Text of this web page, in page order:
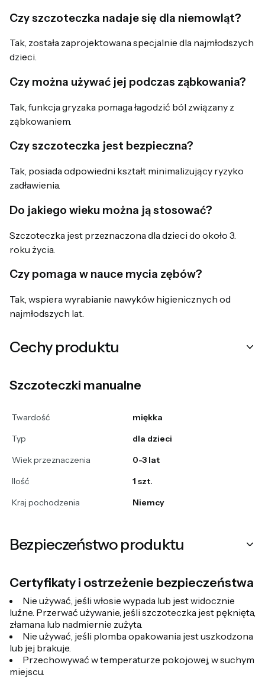
Czy szczoteczka nadaje się dla niemowląt?
Tak, została zaprojektowana specjalnie dla najmłodszych
dzieci.
Czy można używać jej podczas ząbkowania?
Tak, funkcja gryzaka pomaga łagodzić ból związany z
ząbkowaniem.
Czy szczoteczka jest bezpieczna?
Tak, posiada odpowiedni kształt minimalizujący ryzyko
zadławienia.
Do jakiego wieku można ją stosować?
Szczoteczka jest przeznaczona dla dzieci do około 3.
roku życia.
Czy pomaga w nauce mycia zębów?
Tak, wspiera wyrabianie nawyków higienicznych od
najmłodszych lat.
Cechy produktu
Szczoteczki manualne
Twardość
miękka
Typ
dla dzieci
Wiek przeznaczenia
0-3 lat
Ilość
1 szt.
Kraj pochodzenia
Niemcy
Bezpieczeństwo produktu
Certyfikaty i ostrzeżenie bezpieczeństwa
Nie używać, jeśli włosie wypada lub jest widocznie
luźne. Przerwać używanie, jeśli szczoteczka jest pęknięta,
złamana lub nadmiernie zużyta.
Nie używać, jeśli plomba opakowania jest uszkodzona
lub jej brakuje.
Przechowywać w temperaturze pokojowej, w suchym
miejscu.